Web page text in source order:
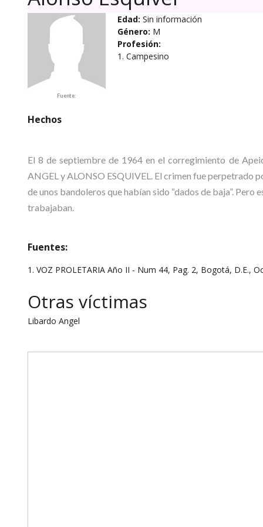
Fuente:
Edad: Sin información
Género: M
Profesión:
1. Campesino
Hechos
El 8 de septiembre de 1964 en el corregimiento de
ANGEL y ALONSO ESQUIVEL. El crimen fue perpetrado
de unos bandoleros que habían sido “dados de baja”.
trabajaban.
Fuentes:
1. VOZ PROLETARIA Año II - Num 44, Pag. 2, Bogotá, D.E.,
Otras víctimas
Libardo Angel